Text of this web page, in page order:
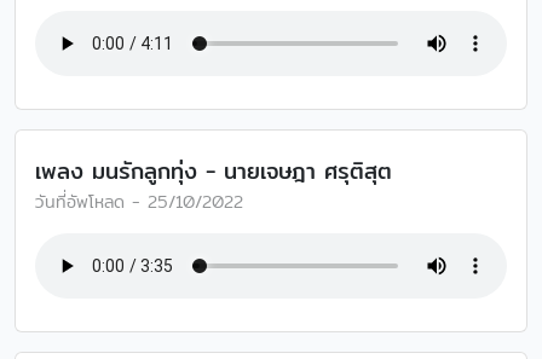
เพลง มนรักลูกทุ่ง - นายเจษฎา ศรุติสุต
วันที่อัพโหลด - 25/10/2022